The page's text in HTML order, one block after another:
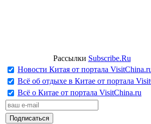
Рассылки Subscribe.Ru
Новости Китая от портала
Всё об отдыхе в Китае от портала
Всё о Китае от портала VisitChina.ru